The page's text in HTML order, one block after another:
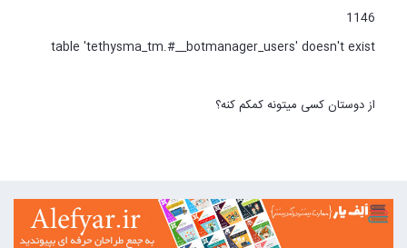
1146
table 'tethysma_tm.#__botmanager_users' doesn't exist
از دوستان کسی میتونه کمکم کنه؟